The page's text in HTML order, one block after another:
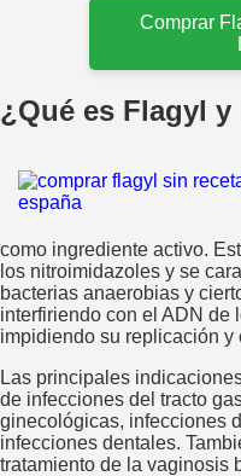
Comprar
¿Qué es Flagyl y
como ingrediente activo.
los nitroimidazoles y se
bacterias anaerobias y
interfiriendo con el ADN de
impidiendo su replicación y
Las principales
de infecciones del tracto
ginecológicas, infecciones
infecciones dentales.
tratamiento de la vaginosis